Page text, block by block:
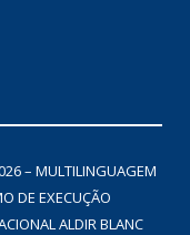
– MULTILINGUAGEM
DE EXECUÇÃO
ALDIR BLANC